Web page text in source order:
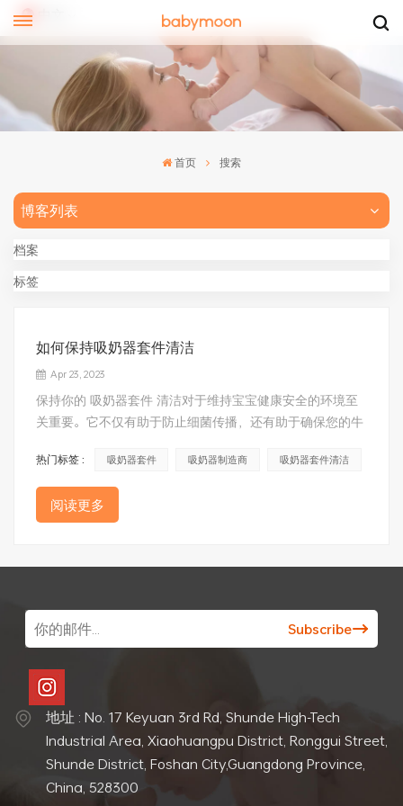
首页 搜索
博客列表
档案
标签
如何保持吸奶器套件清洁
Apr 23, 2023
保持你的 吸奶器套件 清洁对于维持宝宝健康安全的环境至
关重要。它不仅有助于防止细菌传播，还有助于确保您的牛
套件清洁卫生的一些提示。 1. 每次使用后清洁：每次使用
后，请务必清洁吸奶器套件的所有部件。这包括管道、瓶
子、法兰、阀门以及套件附带的任何其他配件。确保用温水
温水冲洗所有部件并让其风干，然后将其存放在干净的容器
和其他污染物，定期对其所有组件进行消毒非常重要。有多
种方法可以做到这一点，包括将部件在水中煮沸五分钟或使
件，请确保在打开热源之前将它们完全浸入水中，并在再次
处理之前让它们冷却。 3. 根据需要更换零件：随着时间的
推移，吸乳器套件的某些组件可能会因经常使用而磨损或损
坏。为了维持宝宝的母乳供应的安全环境，尽快更换这些部
件非常重要。确保定期检查所有部件是否有磨损迹象，例如
管道或阀门出现裂纹或撕裂，无法正常关闭。如果您发现吸
热门标签 : 吸奶器套件 吸奶器制造商 吸奶器套件清洁
阅读更多
地址 : No. 17 Keyuan 3rd Rd, Shunde High-Tech
Industrial Area, Xiaohuangpu District, Ronggui Street,
Shunde District, Foshan City,Guangdong Province,
China, 528300